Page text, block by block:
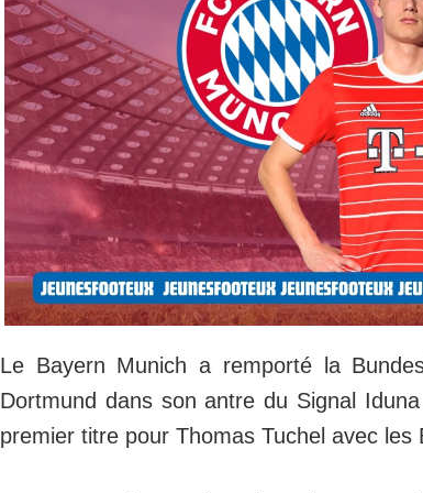
Le Bayern Munich a remporté la
Dortmund dans son antre du Signal
premier titre pour Thomas Tuchel avec les